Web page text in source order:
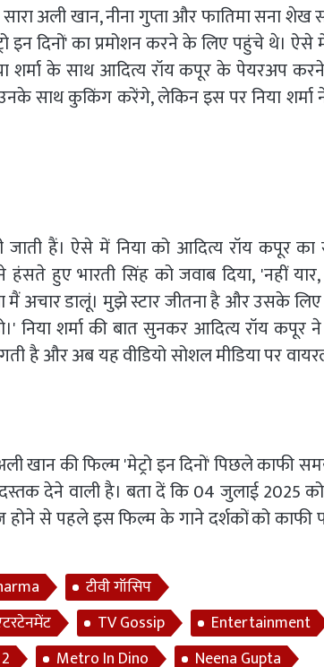
अली खान, नीना गुप्ता और फातिमा सना शेख
दिनों' का प्रमोशन करने के लिए पहुंचे थे। ऐसे
शर्मा के साथ आदित्य रॉय कपूर के पेयरअप
साथ कुकिंग करेंगे, लेकिन इस पर निया शर्मा
हैं। ऐसे में निया को आदित्य रॉय कपूर का
हुए भारती सिंह को जवाब दिया, 'नहीं यार,
अचार डालूं। मुझे स्टार जीतना है और उसके
निया शर्मा की बात सुनकर आदित्य रॉय कपूर ने
है और अब यह वीडियो सोशल मीडिया पर
खान की फिल्म 'मेट्रो इन दिनों' पिछले काफी
देने वाली है। बता दें कि 04 जुलाई 2025
होने से पहले इस फिल्म के गाने दर्शकों को काफी
टीवी गॉसिप
TV Gossip
Entertainment
Metro In Dino Neena Gupta